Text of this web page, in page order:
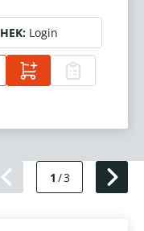
HEK: Login
1 /3